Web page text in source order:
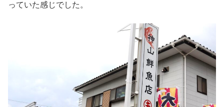
っていた感じでした。